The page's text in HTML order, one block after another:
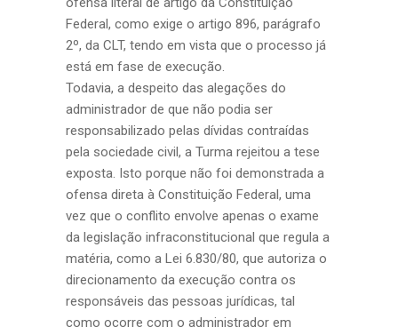
Federal, como exige o artigo 896, parágrafo
2º, da CLT, tendo em vista que o processo já
está em fase de execução.
Todavia, a despeito das alegações do
administrador de que não podia ser
responsabilizado pelas dívidas contraídas
pela sociedade civil, a Turma rejeitou a tese
exposta. Isto porque não foi demonstrada a
ofensa direta à Constituição Federal, uma
vez que o conflito envolve apenas o exame
da legislação infraconstitucional que regula a
matéria, como a Lei 6.830/80, que autoriza o
direcionamento da execução contra os
responsáveis das pessoas jurídicas, tal
como ocorre com o administrador em